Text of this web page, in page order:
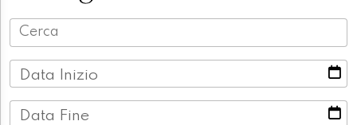
Data Inizio
Data Fine